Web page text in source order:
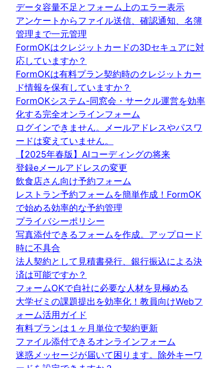
データ容量不足とフォーム上のエラー表示
アンケートからファイル送信、確認通知、名簿
管理まで一元管理
FormOKはクレジットカードの3Dセキュアに対
応していますか？
FormOKは有料プラン契約時のクレジットカー
ド情報を保有していますか？
FormOKシステム-同窓会・サークル運営を効率
化する完全オンラインフォーム
ログインできません。メールアドレスやパスワ
ードは変えていません。
【2025年春版】AIコーディングの将来
登録eメールアドレスの変更
飲食店さん向け予約フォーム
レストラン予約フォームを簡単作成！FormOK
で始める効率的な予約管理
プライバシーポリシー
写真添付できるフォームを作成。アップロード
時に不具合
法人契約として見積書発行、銀行振込による決
済は可能ですか？
フォームOKで自社に必要な人材を見極める
大学ゼミの課題提出を効率化！教員向けWebフ
ォーム活用ガイド
有料プランは１ヶ月単位で契約更新
ファイル添付できるオンラインフォーム
迷惑メッセージが届いて困ります。除外キーワ